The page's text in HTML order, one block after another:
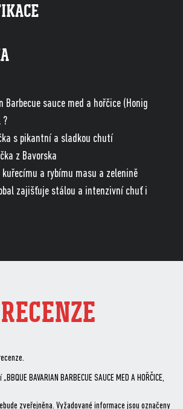
Barbecue sauce med a hořčice (Honig
?
s pikantní a sladkou chutí
z Bavorska
a rybímu masu a zelenině
zajišťuje stálou a intenzivní chuť i
RECENZE
BAVARIAN BARBECUE SAUCE MED A HOŘČICE,
zveřejněna. Vyžadované informace jsou označeny